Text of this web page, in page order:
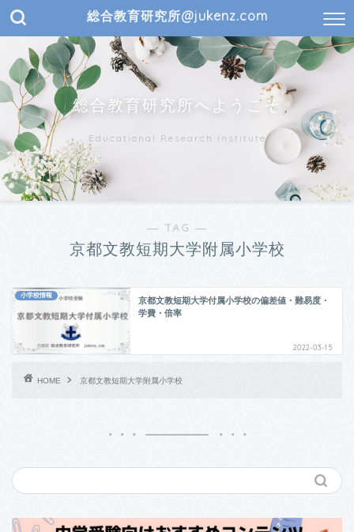
総合教育研究所@jukenz.com
総合教育研究所へようこそ
Educational Research Institute
― TAG ―
京都文教短期大学附属小学校
小学校情報
京都文教短期大学付属小学校の偏差値・難易度・
学費・倍率
2022-03-15
HOME 京都文教短期大学附属小学校